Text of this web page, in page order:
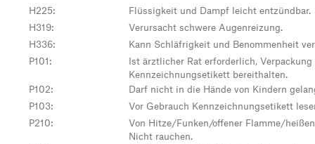
H225:
Flüssigkeit und Dampf leicht entzündbar.
H319:
Verursacht schwere Augenreizung.
H336:
Kann Schläfrigkeit und Benommenheit
P101:
Ist ärztlicher Rat erforderlich, Verpackung
Kennzeichnungsetikett bereithalten.
P102:
Darf nicht in die Hände von Kindern
P103:
Vor Gebrauch Kennzeichnungsetikett
P210:
Von Hitze/Funken/offener Flamme/
Nicht rauchen.